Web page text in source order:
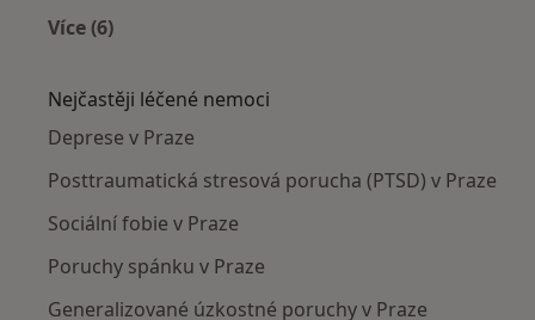
Více (6)
Nejčastěji léčené nemoci
Deprese v Praze
Posttraumatická stresová porucha (PTSD) v Praze
Sociální fobie v Praze
Poruchy spánku v Praze
Generalizované úzkostné poruchy v Praze